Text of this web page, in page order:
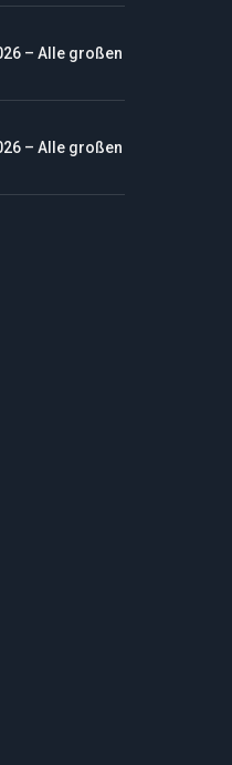
– Alle großen
– Alle großen